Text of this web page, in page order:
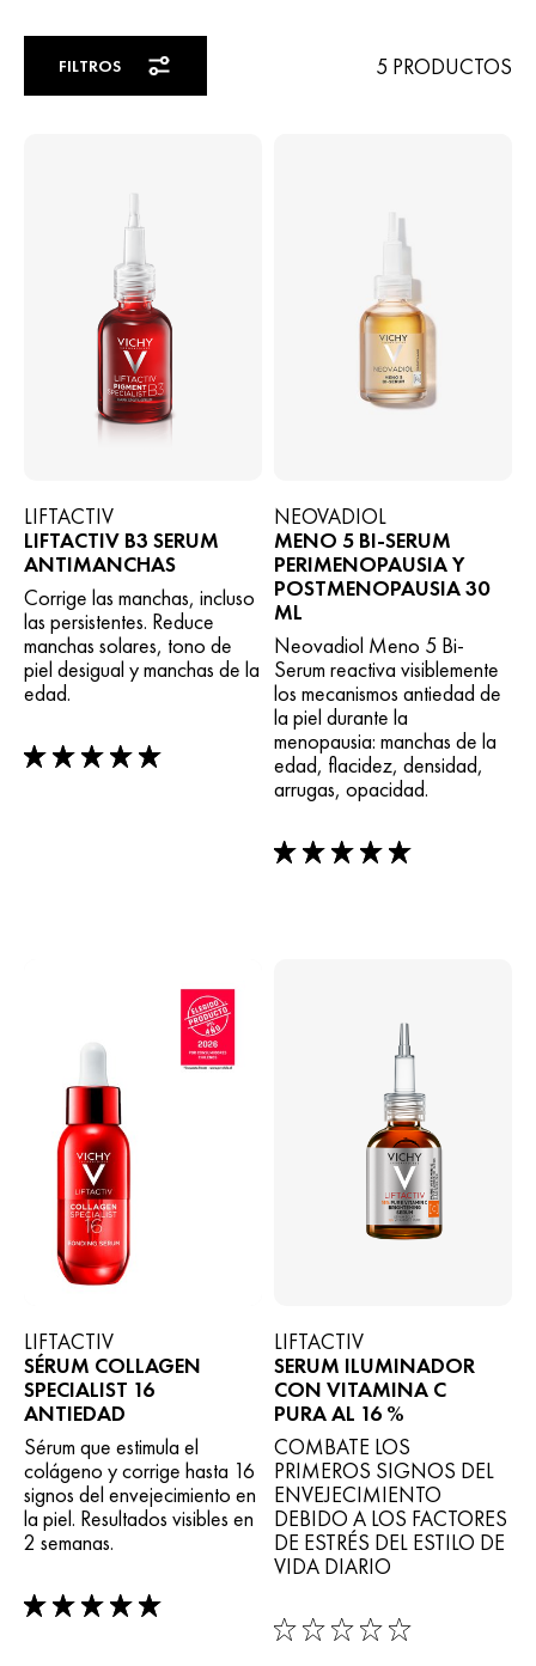
FILTROS 5 PRODUCTOS
LIFTACTIV
LIFTACTIV B3 SERUM
ANTIMANCHAS
Corrige las manchas, incluso
las persistentes. Reduce
manchas solares, tono de
piel desigual y manchas de la
edad.
5/5
NEOVADIOL
MENO 5 BI-SERUM
PERIMENOPAUSIA Y
POSTMENOPAUSIA 30
ML
Neovadiol Meno 5 Bi-
Serum reactiva visiblemente
los mecanismos antiedad de
la piel durante la
menopausia: manchas de la
edad, flacidez, densidad,
arrugas, opacidad.
5/5
LIFTACTIV
SÉRUM COLLAGEN
SPECIALIST 16
ANTIEDAD
Sérum que estimula el
colágeno y corrige hasta 16
signos del envejecimiento en
la piel. Resultados visibles en
2 semanas.
5/5
LIFTACTIV
SERUM ILUMINADOR
CON VITAMINA C
PURA AL 16 %
COMBATE LOS
PRIMEROS SIGNOS DEL
ENVEJECIMIENTO
DEBIDO A LOS FACTORES
DE ESTRÉS DEL ESTILO DE
VIDA DIARIO
0/5